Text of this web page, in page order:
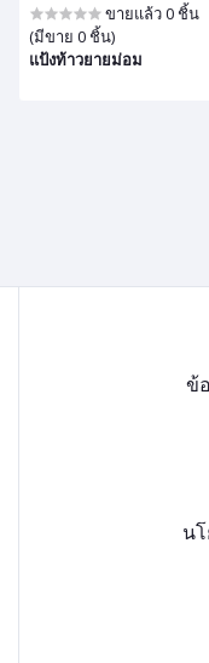
ขายแล้ว 0 ชิ้น
(มีขาย 0 ชิ้น)
แป้งท้าวยายม่อม
ข้
น